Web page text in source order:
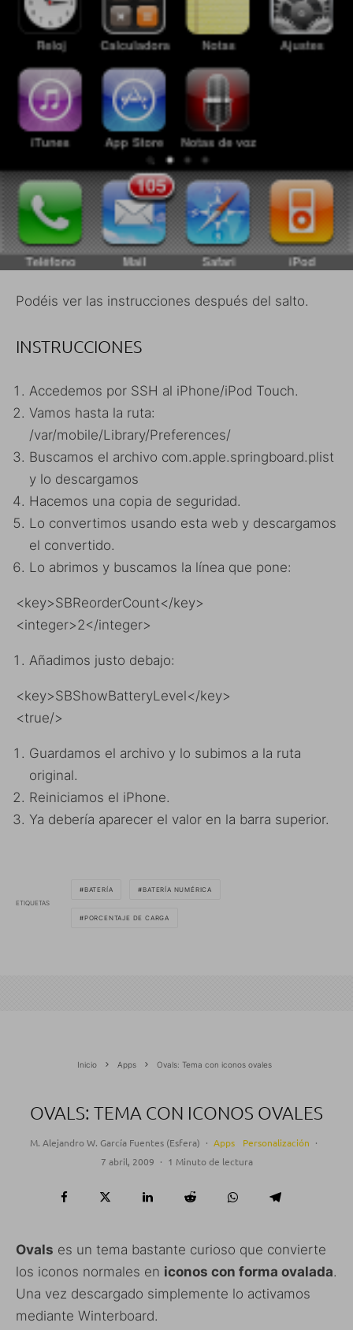
Podéis ver las instrucciones después del salto.
INSTRUCCIONES
Accedemos por SSH al iPhone/iPod Touch.
Vamos hasta la ruta:
/var/mobile/Library/Preferences/
Buscamos el archivo com.apple.springboard.plist
y lo descargamos
Hacemos una copia de seguridad.
Lo convertimos usando esta web y descargamos
el convertido.
Lo abrimos y buscamos la línea que pone:
<key>SBReorderCount</key>
<integer>2</integer>
Añadimos justo debajo:
<key>SBShowBatteryLevel</key>
<true/>
Guardamos el archivo y lo subimos a la ruta
original.
Reiniciamos el iPhone.
Ya debería aparecer el valor en la barra superior.
ETIQUETAS
BATERÍA BATERÍA NUMÉRICA
PORCENTAJE DE CARGA
Inicio Apps Ovals: Tema con iconos ovales
OVALS: TEMA CON ICONOS OVALES
M. Alejandro W. García Fuentes (Esfera) · Apps Personalización ·
7 abril, 2009 · 1 Minuto de lectura
Ovals es un tema bastante curioso que convierte
los iconos normales en iconos con forma ovalada.
Una vez descargado simplemente lo activamos
mediante Winterboard.